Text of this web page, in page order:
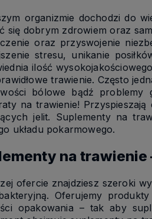
organizmie dochodzi do
się dobrym zdrowiem oraz
oraz przyswojenie
stresu, unikanie
ilość
trawienie. Często
bólowe bądź problemy
na trawienie!
jelit. Suplementy na
układu pokarmowego.
na trawienie
ofercie znajdziesz szeroki
Oferujemy
opakowania – tak aby